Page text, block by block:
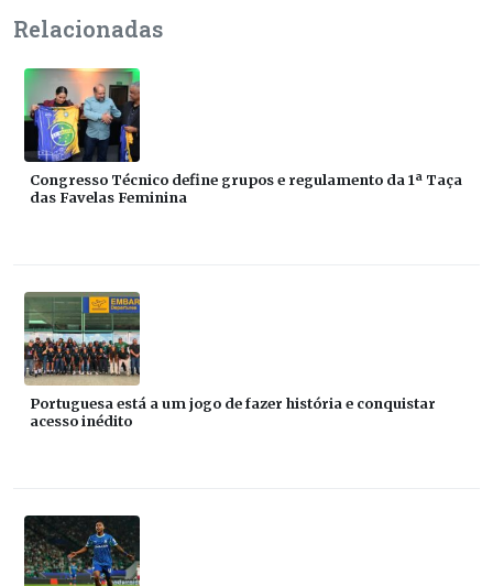
Relacionadas
Congresso Técnico define grupos e regulamento da 1ª Taça
das Favelas Feminina
Portuguesa está a um jogo de fazer história e conquistar
acesso inédito